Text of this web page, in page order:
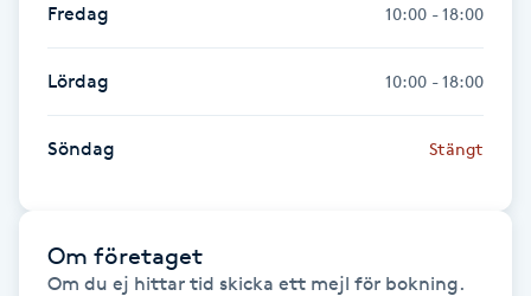
Fransar
Fransborttagning
Fransfärgning
Fransförlängning
Fransförlängning Megavolym
Fredag 10:00 - 18:00
Lördag 10:00 - 18:00
Söndag Stängt
Om företaget
Om du ej hittar tid skicka ett mejl för bokning.